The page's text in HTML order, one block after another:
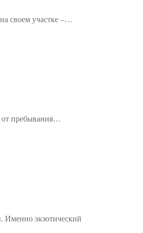
своем участке –…
от пребывания…
Именно экзотический